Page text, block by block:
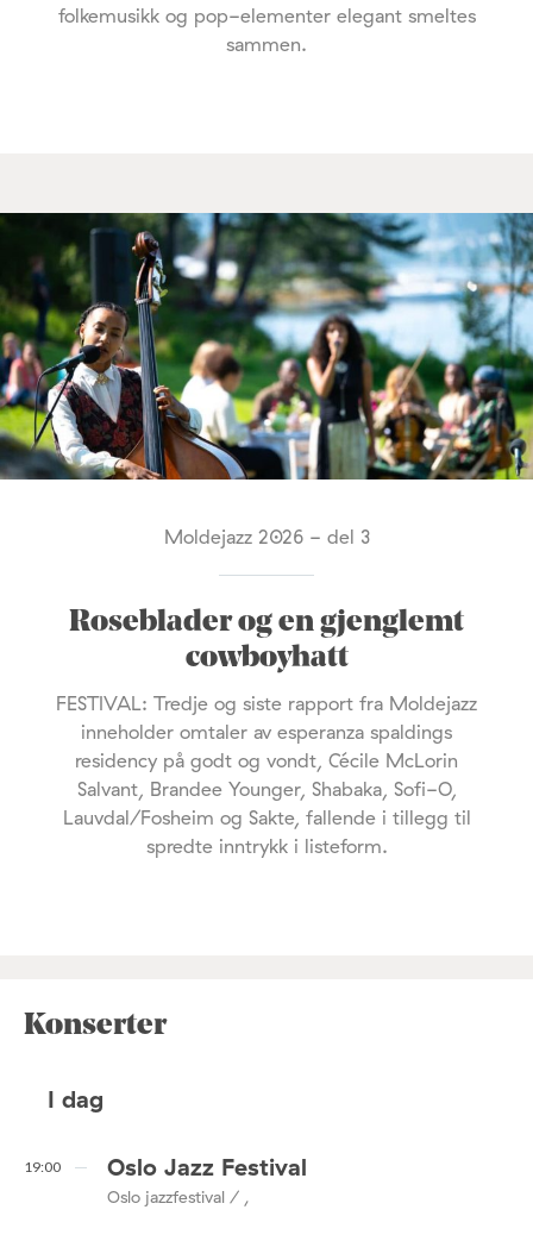
folkemusikk og pop-elementer elegant smeltes
sammen.
Moldejazz 2026 - del 3
Roseblader og en gjenglemt
cowboyhatt
FESTIVAL: Tredje og siste rapport fra Moldejazz
inneholder omtaler av esperanza spaldings
residency på godt og vondt, Cécile McLorin
Salvant, Brandee Younger, Shabaka, Sofi-O,
Lauvdal/Fosheim og Sakte, fallende i tillegg til
spredte inntrykk i listeform.
Konserter
I dag
19:00 Oslo Jazz Festival
Oslo jazzfestival / ,